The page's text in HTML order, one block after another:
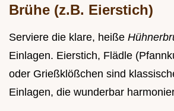
Brühe (z.B. Eierstich)
Serviere die klare, heiße
Einlagen. Eierstich, Flädle
oder Grießklößchen sind
Einlagen, die wunderbar